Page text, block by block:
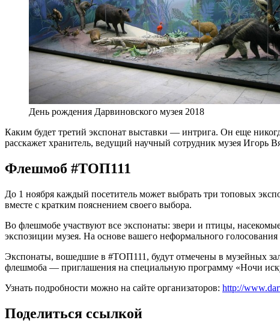
День рождения Дарвиновского музея 2018
Каким будет третий экспонат выставки — интрига. Он еще
расскажет хранитель, ведущий научный сотрудник музея Игорь
Флешмоб #ТОП111
До 1 ноября каждый посетитель может выбрать три топовых
вместе с кратким пояснением своего выбора.
Во флешмобе участвуют все экспонаты: звери и птицы,
экспозиции музея. На основе вашего неформального
Экспонаты, вошедшие в #ТОП111, будут отмечены в музейных
флешмоба — приглашения на специальную программу «Ночи
Узнать подробности можно на сайте организаторов: http://
Поделиться ссылкой